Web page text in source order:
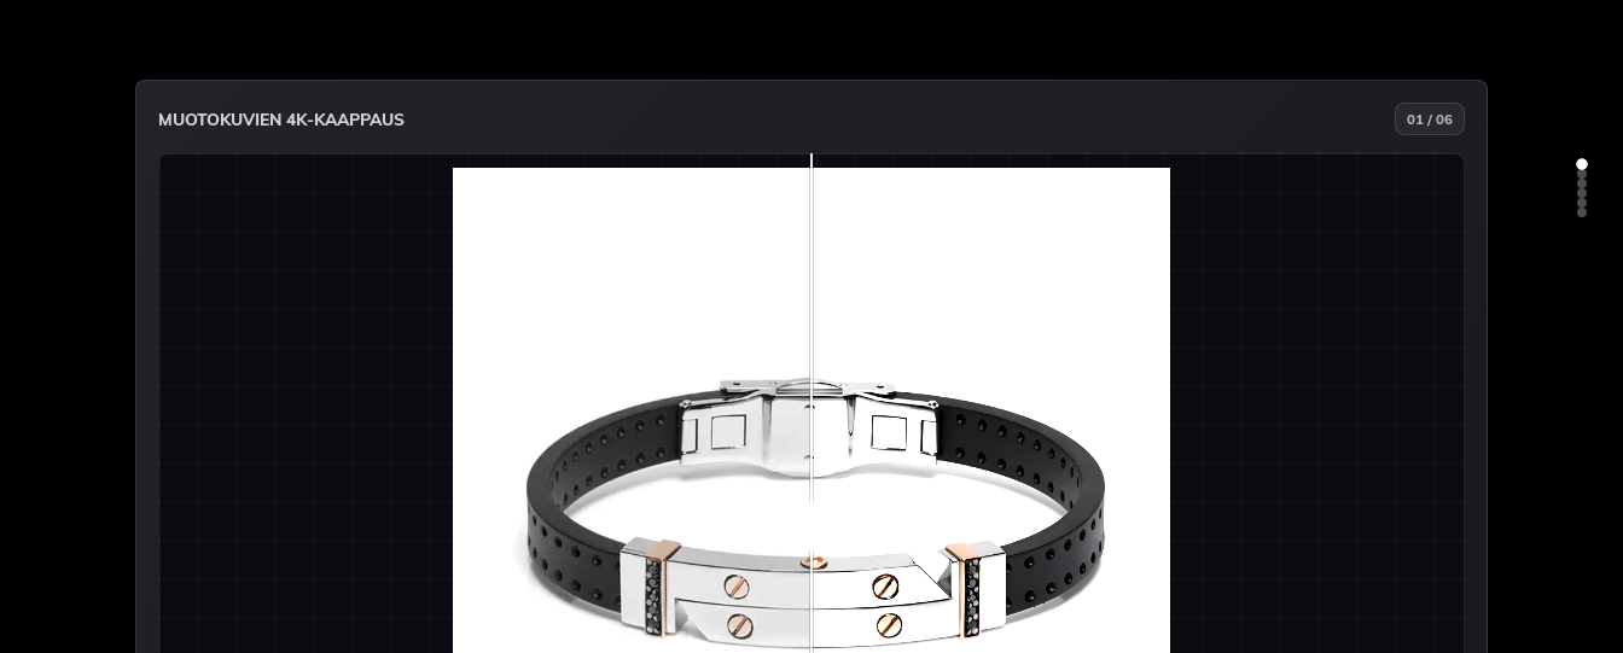
MUOTOKUVIEN 4K-KAAPPAUS 01 / 06